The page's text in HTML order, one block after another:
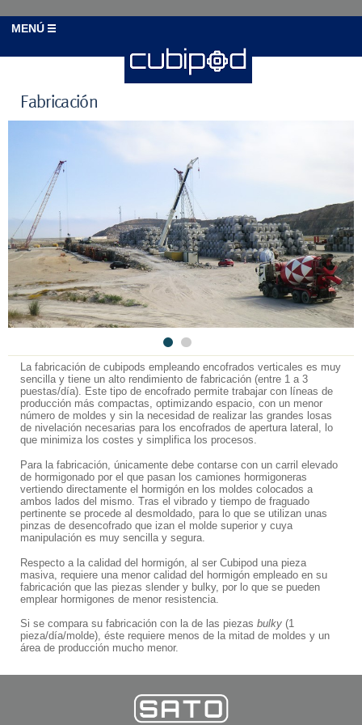
MENÚ
Fabricación
La fabricación de cubipods empleando encofrados verticales es muy
sencilla y tiene un alto rendimiento de fabricación (entre 1 a 3
puestas/día). Este tipo de encofrado permite trabajar con líneas de
producción más compactas, optimizando espacio, con un menor
número de moldes y sin la necesidad de realizar las grandes losas
de nivelación necesarias para los encofrados de apertura lateral, lo
que minimiza los costes y simplifica los procesos.
Para la fabricación, únicamente debe contarse con un carril elevado
de hormigonado por el que pasan los camiones hormigoneras
vertiendo directamente el hormigón en los moldes colocados a
ambos lados del mismo. Tras el vibrado y tiempo de fraguado
pertinente se procede al desmoldado, para lo que se utilizan unas
pinzas de desencofrado que izan el molde superior y cuya
manipulación es muy sencilla y segura.
Respecto a la calidad del hormigón, al ser Cubipod una pieza
masiva, requiere una menor calidad del hormigón empleado en su
fabricación que las piezas slender y bulky, por lo que se pueden
emplear hormigones de menor resistencia.
Si se compara su fabricación con la de las piezas bulky (1
pieza/día/molde), éste requiere menos de la mitad de moldes y un
área de producción mucho menor.